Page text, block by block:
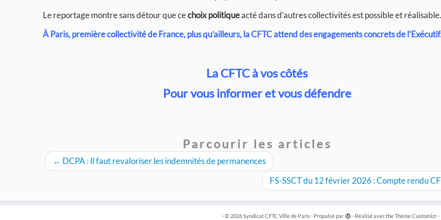
Le reportage montre sans détour que cechoix politiqueacté dans d’autres collectivités est possible et réalisable.
À Paris, première collectivité de France, plus qu’ailleurs, la CFTC attend des engagements concrets de
La CFTC à vos côtés
Pour vous informer et vous défendre
Parcourir les articles
← DCPA : Il faut revaloriser les indemnités de permanences
FS-SSCT du 12 février 2026 : Compte rendu
·© 2026Syndicat CFTC Ville de Paris· Propulsé par · Réalisé avec theThème Customizr·